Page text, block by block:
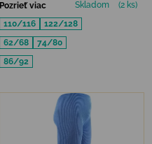
Pozrieť viac Skladom
(2 ks)
110/116
122/128
62/68
74/80
86/92